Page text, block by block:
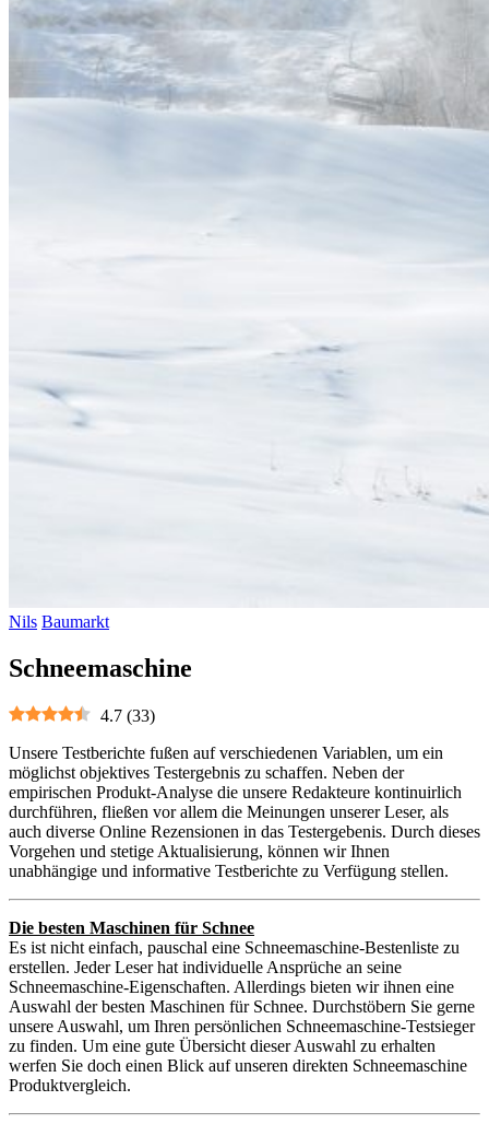
Nils Baumarkt
Schneemaschine
4.7 (33)
Unsere Testberichte fußen auf verschiedenen Variablen, um ein
möglichst objektives Testergebnis zu schaffen. Neben der
empirischen Produkt-Analyse die unsere Redakteure kontinuirlich
durchführen, fließen vor allem die Meinungen unserer Leser, als
auch diverse Online Rezensionen in das Testergebenis. Durch dieses
Vorgehen und stetige Aktualisierung, können wir Ihnen
unabhängige und informative Testberichte zu Verfügung stellen.
Die besten Maschinen für Schnee
Es ist nicht einfach, pauschal eine Schneemaschine-Bestenliste zu
erstellen. Jeder Leser hat individuelle Ansprüche an seine
Schneemaschine-Eigenschaften. Allerdings bieten wir ihnen eine
Auswahl der besten Maschinen für Schnee. Durchstöbern Sie gerne
unsere Auswahl, um Ihren persönlichen Schneemaschine-Testsieger
zu finden. Um eine gute Übersicht dieser Auswahl zu erhalten
werfen Sie doch einen Blick auf unseren direkten Schneemaschine
Produktvergleich.